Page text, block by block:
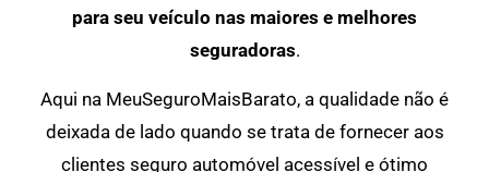
para seu veículo nas maiores e melhores
seguradoras.
Aqui na MeuSeguroMaisBarato, a qualidade não é
deixada de lado quando se trata de fornecer aos
clientes seguro automóvel acessível e ótimo